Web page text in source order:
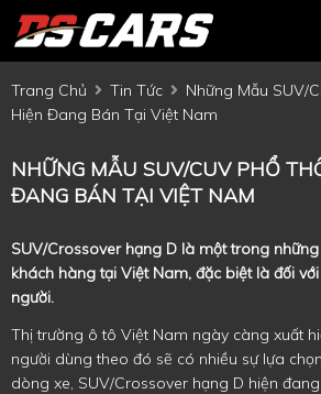
Trang Chủ Tin Tức
Những Mẫu SUV/
Hiện Đang Bán Tại Việt Nam
NHỮNG MẪU SUV/CUV PHỔ
ĐANG BÁN TẠI VIỆT NAM
SUV/Crossover hạng D là một trong
khách hàng tại Việt Nam, đặc biệt là đối
người.
Thị trường ô tô Việt Nam ngày càng xuất
người dùng theo đó sẽ có nhiều sự lựa
dòng xe, SUV/Crossover hạng D hiện